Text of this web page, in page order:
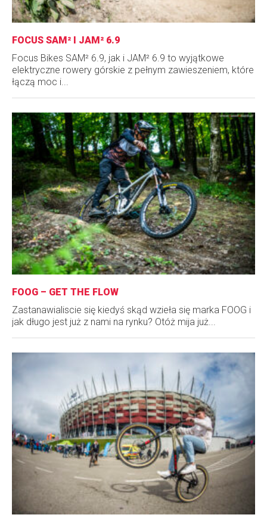
FOCUS SAM² I JAM² 6.9
Focus Bikes SAM² 6.9, jak i JAM² 6.9 to wyjątkowe
elektryczne rowery górskie z pełnym zawieszeniem, które
łączą moc i...
FOOG – GET THE FLOW
Zastanawialiscie się kiedyś skąd wzieła się marka FOOG i
jak długo jest już z nami na rynku? Otóż mija już...